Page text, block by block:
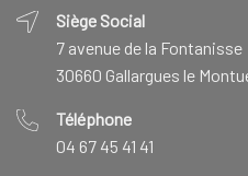
Siège Social
7 avenue de la Fontanisse
30660 Gallargues le
Téléphone
04 67 45 41 41